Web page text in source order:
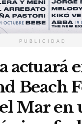
PUBLICIDAD
actuará
Beach
Mar en